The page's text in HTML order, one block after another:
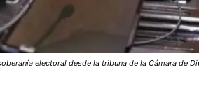
electoral desde la tribuna de la Cámara de